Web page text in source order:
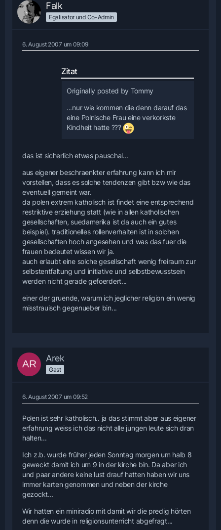
Falk
Egalisator und Co-Admin
6. August 2007 um 09:09
Zitat
Originally posted by Tommy
...nur wie kommen die denn darauf das
eine Polnische Frau eine verkorkste
Kindheit hatte ???
das ist sicherlich etwas pauschal...
aus eigener beschraenkter erfahrung kann ich mir
vorstellen, dass es solche tendenzen gibt bzw wie das
eventuell gemeint war.
da polen extrem katholisch ist findet eine entsprechend
restriktive erziehung statt (wie in allen katholischen
gesellschaften, suedamerika ist da auch ein gutes
beispiel). traditionelles rollenverhalten ist in solchen
gesellschaften hoch angesehen und was das fuer die
frauen bedeutet wissen wir ja.
auch erlaubt eine solche gesellschaft wenig freiraum zur
selbstentfaltung und initiative und selbstbewusstsein
werden nicht gerade gefoerdert...
einer der gruende, warum ich jeglicher religion ein wenig
misstrauisch gegenueber bin...
Arek
Gast
6. August 2007 um 09:52
Polen ist sehr katholisch.. ja das stimmt aber aus eigener
erfahrung weiss ich das nicht alle jungen leute sich dran
halten...
Ich z.b. wurde früher jeden Sonntag morgen um halb 8
geweckt damit ich um 9 in der kirche bin. Da aber ich
und paar andere keine lust drauf hatten haben wir uns
immer karten genommen und neben der kirche
gezockt...
Wir hatten ein miniradio mit damit wir die predig hörten
denn die wurde in religionsunterricht abgefragt...